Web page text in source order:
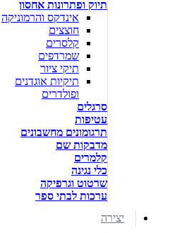
תיוק ופתרונות אחסון
אינדקס והרמוניקה
חוצצים
קלסרים
שמרדפים
תיקי ציור
תיקיות אוגדנים
ופולדרים
סרגלים
עטיפות
תרגומונים מחשבונים
מדבקות שם
קלמרים
כלי נגינה
שרטוט וגרפיקה
ערכות לבתי ספר
יצירה